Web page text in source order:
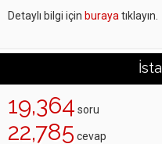
Detaylı bilgi için buraya tıklayın.
19,364 soru
22,785 cevap